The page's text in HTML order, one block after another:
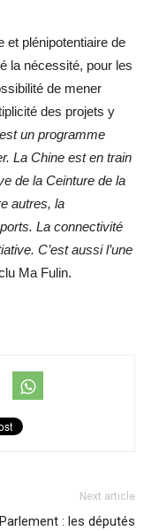
et plénipotentiaire de
la nécessité, pour les
de mener
des projets y
un programme
La Chine est en train
de la Ceinture de la
autres, la
La connectivité
C’est aussi l’une
Ma Fulin.
Next article
Parlement : les députés